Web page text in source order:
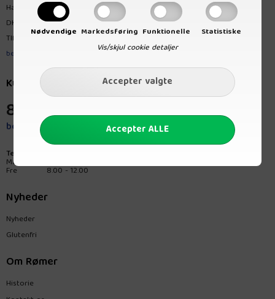
Nødvendige Markedsføring Funktionelle
Statistiske
Vis/skjul cookie detaljer
Hagemannsvej 28
DK-8600 Silkeborg
Tlf.
8680 3767
bestilling@romerprodukt.dk
Kundeservice
8680 3767
bestilling@romerprodukt.dk
Telefontider:
Man-tors
Fre 8.00 - 12.00
Nyheder
Nyheder
Glutenfri
Om Rømer
Historie